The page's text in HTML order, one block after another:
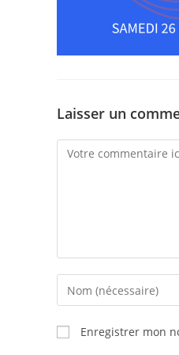
Laisser un
Comment
Enter
your
name
or
Enregistrer mon